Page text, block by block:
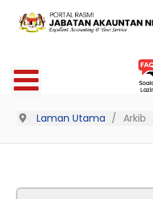
Laman Utama Arkib